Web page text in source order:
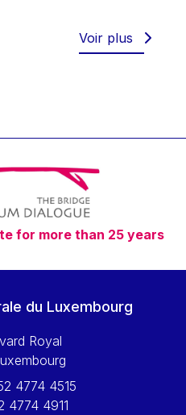
Silva Caldeira
Voir plus
for more than 25 years
du Luxembourg
Royal
4774 4515
4774 4911